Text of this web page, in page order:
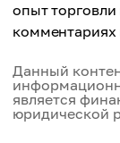
опыт
Данный
является
юридической